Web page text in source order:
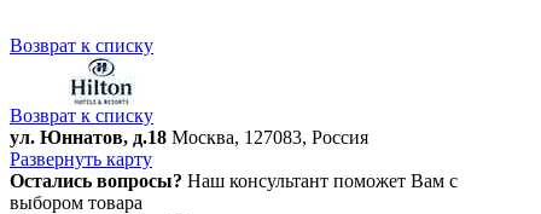
Возврат к списку
Возврат к списку
ул. Юннатов, д.18 Москва, 127083, Россия
Развернуть карту
Остались вопросы? Наш консультант поможет Вам с
выбором товара